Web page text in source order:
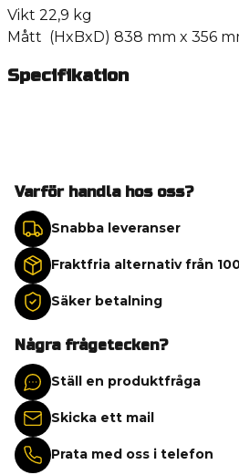
Vikt 22,9 kg
Mått (HxBxD) 838 mm x 356
Specifikation
Varför handla hos oss?
Snabba leveranser
Fraktfria alternativ från
Säker betalning
Några frågetecken?
Ställ en produktfråga
Skicka ett mail
Prata med oss i telefon